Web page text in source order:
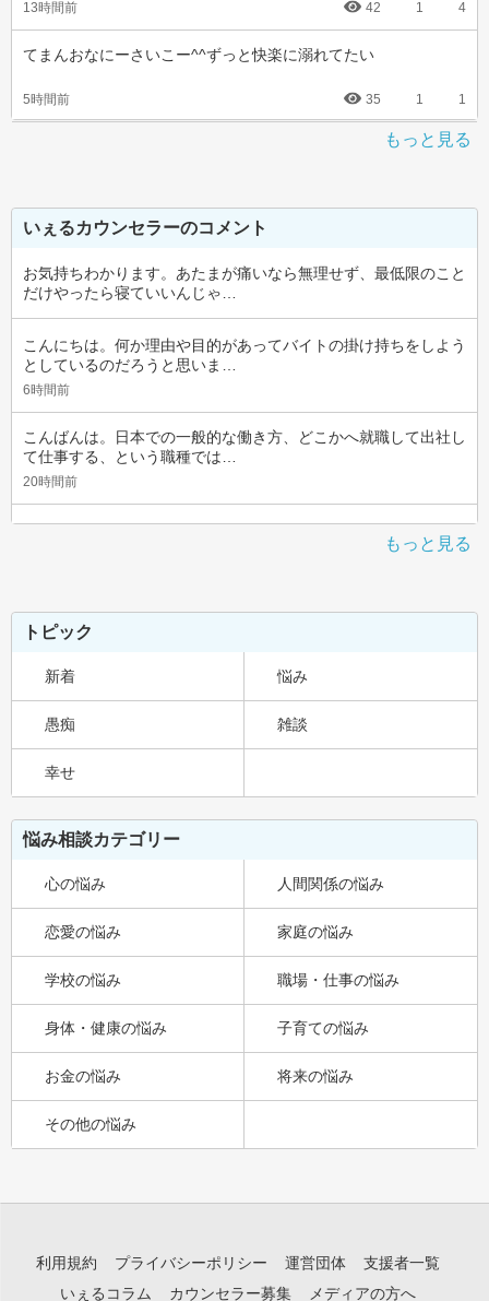
13時間前 42 1 4
てまんおなにーさいこー^^ずっと快楽に溺れてたい
5時間前 35 1 1
もっと見る
いぇるカウンセラーのコメント
お気持ちわかります。あたまが痛いなら無理せず、最低限のこと
だけやったら寝ていいんじゃ…
こんにちは。何か理由や目的があってバイトの掛け持ちをしよう
としているのだろうと思いま…
6時間前
こんばんは。日本での一般的な働き方、どこかへ就職して出社し
て仕事する、という職種では…
20時間前
もっと見る
トピック
新着 悩み
愚痴 雑談
幸せ
悩み相談カテゴリー
心の悩み 人間関係の悩み
恋愛の悩み 家庭の悩み
学校の悩み 職場・仕事の悩み
身体・健康の悩み 子育ての悩み
お金の悩み 将来の悩み
その他の悩み
利用規約 プライバシーポリシー 運営団体
支援者一覧
いぇるコラム
カウンセラー募集 メディアの方へ